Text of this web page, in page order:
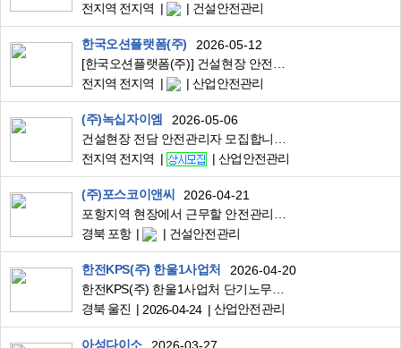
전지역 전지역
건설안전관리
한국오션플랫폼(주)
2026-05-12
전지역 전지역
산업안전관리
(주)녹십자이엠
2026-05-06
전지역 전지역
산업안전관리
(주)포스코이앤씨
2026-04-21
경북 포항
건설안전관리
한전KPS(주) 한울1사업처
2026-04-20
경북 울진
2026-04-24 산업안전관리
아성다이소
2026-03-27